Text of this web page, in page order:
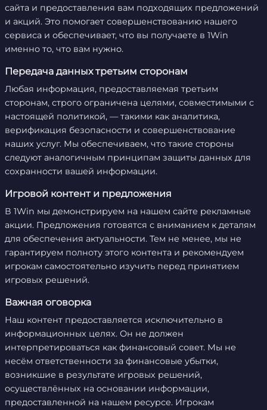
сайта и предоставления вам подходящих предложений
и акций. Это помогает совершенствованию нашего
сервиса и обеспечивает, что вы получаете в 1Win
именно то, что вам нужно.
Передача данных третьим сторонам
Любая информация, предоставляемая третьим
сторонам, строго ограничена целями, совместимыми с
настоящей политикой, — такими как аналитика,
верификация безопасности и совершенствование
наших услуг. Мы обеспечиваем, что такие стороны
следуют аналогичным принципам защиты данных для
сохранности вашей информации.
Игровой контент и предложения
В 1Win мы демонстрируем на нашем сайте рекламные
акции. Предложения готовятся с вниманием к деталям
для обеспечения актуальности. Тем не менее, мы не
гарантируем полноту этого контента и рекомендуем
игрокам самостоятельно изучить перед принятием
игровых решений.
Важная оговорка
Наш контент предоставляется исключительно в
информационных целях. Он не должен
интерпретироваться как финансовый совет. Мы не
несём ответственности за финансовые убытки,
возникшие в результате игровых решений,
осуществлённых на основании информации,
предоставленной на нашем ресурсе. Игрокам